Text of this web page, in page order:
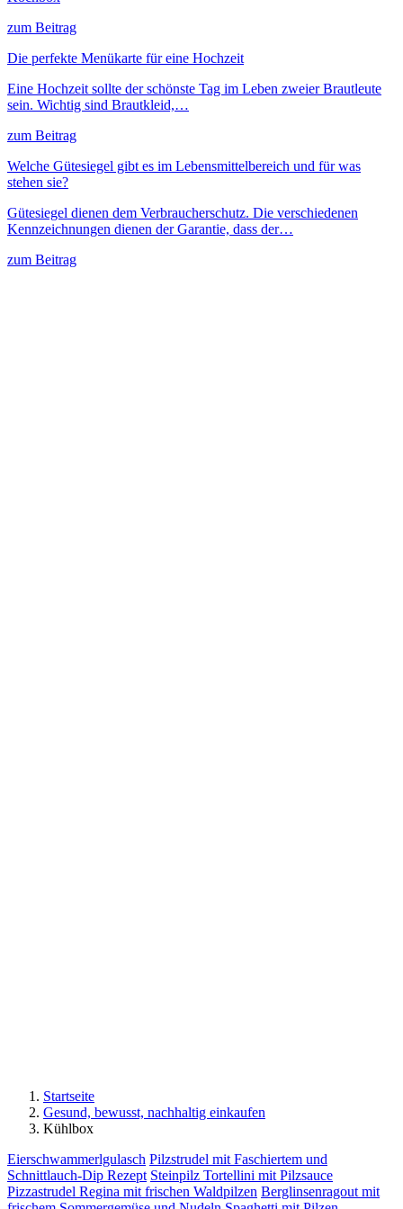
zum Beitrag
Die perfekte Menükarte für eine Hochzeit
Eine Hochzeit sollte der schönste Tag im Leben zweier Brautleute
sein. Wichtig sind Brautkleid,…
zum Beitrag
Welche Gütesiegel gibt es im Lebensmittelbereich und für was
stehen sie?
Gütesiegel dienen dem Verbraucherschutz. Die verschiedenen
Kennzeichnungen dienen der Garantie, dass der…
zum Beitrag
Startseite
Gesund, bewusst, nachhaltig einkaufen
Kühlbox
Eierschwammerlgulasch Pilzstrudel mit Faschiertem und
Schnittlauch-Dip Rezept Steinpilz Tortellini mit Pilzsauce
Pizzastrudel Regina mit frischen Waldpilzen Berglinsenragout mit